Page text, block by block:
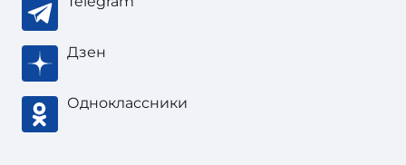
Дзен
Одноклассники